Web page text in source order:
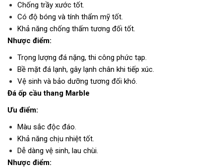
Chống trầy xước tốt.
Có độ bóng và tính thẩm mỹ tốt.
Khả năng chống thấm tương đối tốt.
Nhược điểm:
Trọng lượng đá nặng, thi công phức tạp.
Bề mặt đá lạnh, gây lạnh chân khi tiếp xúc.
Vệ sinh và bảo dưỡng tương đối khó.
Đá ốp cầu thang Marble
Ưu điểm:
Màu sắc độc đáo.
Khả năng chịu nhiệt tốt.
Dễ dàng vệ sinh, lau chùi.
Nhược điểm: